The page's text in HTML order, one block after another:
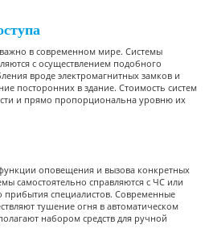
в современном мире. Системы
с осуществлением подобного
вроде электромагнитных замков и
посторонних в здание. Стоимость систем
и прямо пропорциональна уровню их
оповещения и вызова конкретных
самостоятельно справляются с ЧС или
прибытия специалистов. Современные
тушение огня в автоматическом
набором средств для ручной